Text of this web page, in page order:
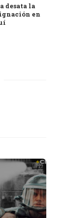
desata la
en